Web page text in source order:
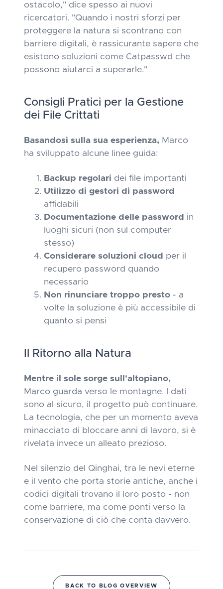
ostacolo," dice spesso ai nuovi
ricercatori. "Quando i nostri sforzi per
proteggere la natura si scontrano con
barriere digitali, è rassicurante sapere che
esistono soluzioni come Catpasswd che
possono aiutarci a superarle."
Consigli Pratici per la Gestione
dei File Crittati
Basandosi sulla sua esperienza, Marco
ha sviluppato alcune linee guida:
Backup regolari dei file importanti
Utilizzo di gestori di password
affidabili
Documentazione delle password in
luoghi sicuri (non sul computer
stesso)
Considerare soluzioni cloud per il
recupero password quando
necessario
Non rinunciare troppo presto - a
volte la soluzione è più accessibile di
quanto si pensi
Il Ritorno alla Natura
Mentre il sole sorge sull'altopiano,
Marco guarda verso le montagne. I dati
sono al sicuro, il progetto può continuare.
La tecnologia, che per un momento aveva
minacciato di bloccare anni di lavoro, si è
rivelata invece un alleato prezioso.
Nel silenzio del Qinghai, tra le nevi eterne
e il vento che porta storie antiche, anche i
codici digitali trovano il loro posto - non
come barriere, ma come ponti verso la
conservazione di ciò che conta davvero.
BACK TO BLOG OVERVIEW